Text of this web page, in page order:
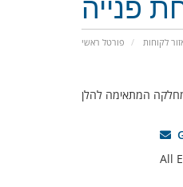
פנייה
פורטל ראשי לקוחות
All